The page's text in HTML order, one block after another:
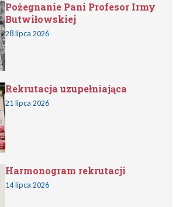
Pożegnanie Pani Profesor Irmy
Butwiłowskiej
28 lipca 2026
Rekrutacja uzupełniająca
21 lipca 2026
Harmonogram rekrutacji
14 lipca 2026